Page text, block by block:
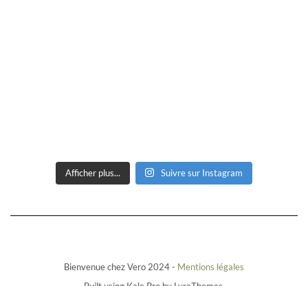
Afficher plus... Suivre sur Instagram
Bienvenue chez Vero 2024 - Mentions légales